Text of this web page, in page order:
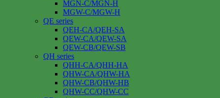
MGN-C/MGN-H
MGW-C/MGW-H
QE series
QEH-CA/QEH-SA
QEW-CA/QEW-SA
QEW-CB/QEW-SB
QH series
QHH-CA/QHH-HA
QHW-CA/QHW-HA
QHW-CB/QHW-HB
QHW-CC/QHW-CC